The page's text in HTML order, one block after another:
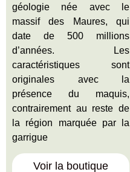
géologie née avec le
massif des Maures, qui
date de 500 millions
d’années. Les
caractéristiques sont
originales avec la
présence du maquis,
contrairement au reste de
la région marquée par la
garrigue
Voir la boutique